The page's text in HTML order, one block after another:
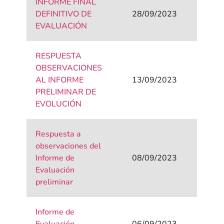
DEFINITIVO DE
EVALUACIÓN
28/09/2023
RESPUESTA
OBSERVACIONES
AL INFORME
PRELIMINAR DE
EVOLUCIÓN
13/09/2023
Respuesta a
observaciones del
Informe de
Evaluación
preliminar
08/09/2023
Informe de